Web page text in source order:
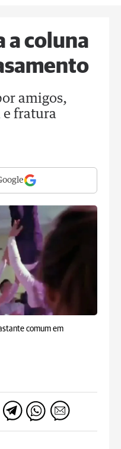
a coluna
amigos,
e fratura
comum em